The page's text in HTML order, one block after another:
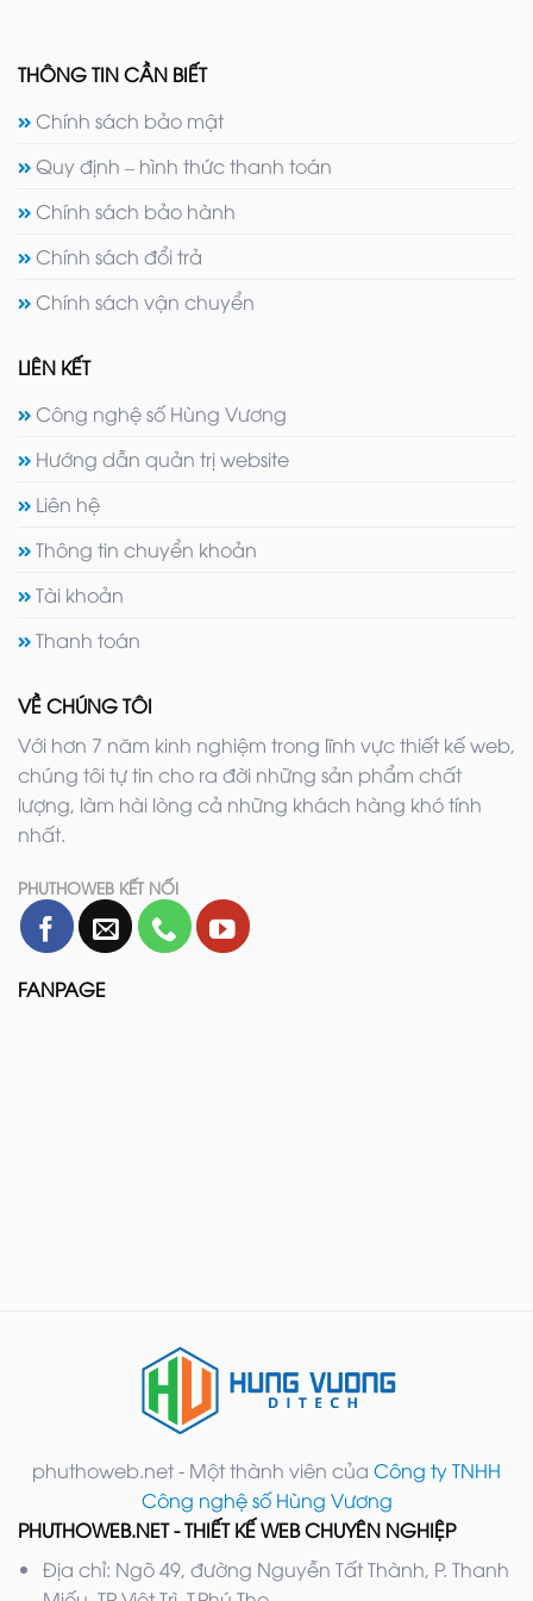
THÔNG TIN CẦN BIẾT
Chính sách bảo mật
Quy định – hình thức thanh toán
Chính sách bảo hành
Chính sách đổi trả
Chính sách vận chuyển
LIÊN KẾT
Công nghệ số Hùng Vương
Hướng dẫn quản trị website
Liên hệ
Thông tin chuyển khoản
Tài khoản
Thanh toán
VỀ CHÚNG TÔI
Với hơn 7 năm kinh nghiệm trong lĩnh vực thiết kế web,
chúng tôi tự tin cho ra đời những sản phẩm chất
lượng, làm hài lòng cả những khách hàng khó tính
nhất.
PHUTHOWEB KẾT NỐI
FANPAGE
phuthoweb.net - Một thành viên của Công ty TNHH
Công nghệ số Hùng Vương
PHUTHOWEB.NET - THIẾT KẾ WEB CHUYÊN NGHIỆP
Địa chỉ: Ngõ 49, đường Nguyễn Tất Thành, P. Thanh